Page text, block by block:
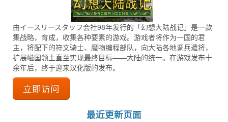
[登陆] [注册]
由イースリースタッフ会社98年发行的「幻想大陆战记」是一款
集战略，育成，收集各种要素的游戏。游戏者将作为一国的君
主，将配下的符文骑士、魔物编程部队，向大陆各地调兵遣将，
扩展嵫国领土直至实现最终目标——大陆的统一。在游戏发布十
余年后，终于迎来汉化版的发布。
立即访问
最近更新页面